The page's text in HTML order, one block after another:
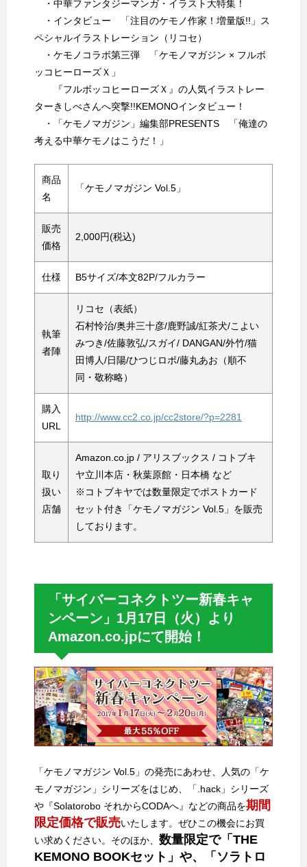
・中華ファンタジーマンガ・イラスト大特集！
・インタビュー 「注目のケモノ作家！増量版!!」ス
ペシャルイラストレーション（リコセ）
・ケモノコラボ第三弾 「ケモノマガジン × フルボ
ッコヒーローズＸ」
『フルボッコヒーローズＸ』の人気イラストレー
ターきしべさんへ突撃!!KEMONOインタビュー！
・「ケモノマガジン」編集部PRESENTS 「俺達の
考える中華ケモノはこうだ！」
商品
名
「ケモノマガジン Vol.5」
販売
価格
2,000円(税込)
仕様 B5サイズ/本文82P/フルカラー
執筆
者陣
リコセ（表紙）
石村怜治/奥井三十彦/鹿野誠/紅茶犬/こよい
みつき/佐藤敦弘/スガイ/ DANGAN/外竹/猫
田博人/日陽/ひつじロボ/藤丸あお（順不
同・敬称略）
購入
URL
http://www.cc2.co.jp/cc2store/?p=2281
取り
扱い
店舗
Amazon.co.jp / アリスブックス / コトブキ
ヤ立川本店・秋葉原館・日本橋 など
※コトブキヤでは数量限定でポストカード
セット付き「ケモノマガジン Vol.5」を販売
しております。
「サイバーコネクトツー新春キャ
ンペーン」1月17日（火）より
Amazon.co.jpにて開始！
「ケモノマガジン Vol.5」の発売にあわせ、人気の「ケ
モノマガジン」シリーズをはじめ、「.hack」シリーズ
や『Solatorobo それからCODAへ』などの商品を期間
限定価格で販売いたします。ぜひこの機会にお買
い求めください。そのほか、 数量限定で「THE
KEMONO BOOKセット」や、「ソラトロ